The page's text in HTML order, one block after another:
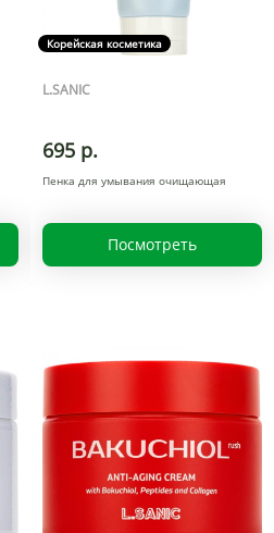
Корейская косметика
L.SANIC
695 р.
Пенка для умывания очищающая
Посмотреть